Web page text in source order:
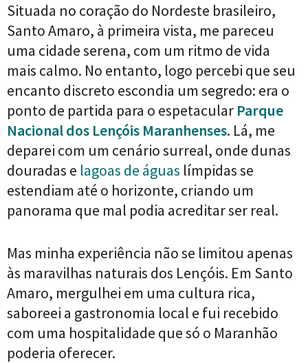
Situada no coração do Nordeste brasileiro,
Santo Amaro, à primeira vista, me pareceu
uma cidade serena, com um ritmo de vida
mais calmo. No entanto, logo percebi que seu
encanto discreto escondia um segredo: era o
ponto de partida para o espetacular Parque
Nacional dos Lençóis Maranhenses. Lá, me
deparei com um cenário surreal, onde dunas
douradas e lagoas de águas límpidas se
estendiam até o horizonte, criando um
panorama que mal podia acreditar ser real.
Mas minha experiência não se limitou apenas
às maravilhas naturais dos Lençóis. Em Santo
Amaro, mergulhei em uma cultura rica,
saboreei a gastronomia local e fui recebido
com uma hospitalidade que só o Maranhão
poderia oferecer.